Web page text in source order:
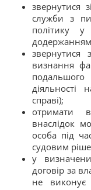
звернутися
служби з
політику
визнання
подальшого
діяльності
справі);
отримати
внаслідок
особа під
судовим
у
договір за
не виконує